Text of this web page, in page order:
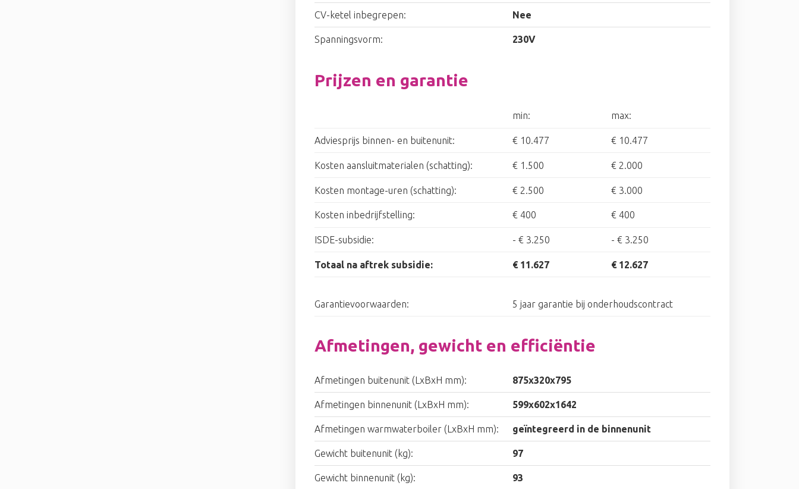
CV-ketel inbegrepen: Nee
Spanningsvorm: 230V
Prijzen en garantie
min: max:
Adviesprijs binnen- en buitenunit: € 10.477 € 10.477
Kosten aansluitmaterialen (schatting): € 1.500 € 2.000
Kosten montage-uren (schatting): € 2.500 € 3.000
Kosten inbedrijfstelling: € 400 € 400
ISDE-subsidie: - € 3.250 -€ 3.250
Totaal na aftrek subsidie: € 11.627 € 12.627
Garantievoorwaarden: 5 jaar garantie bij onderhoudscontract
Afmetingen, gewicht en efficiëntie
Afmetingen buitenunit (LxBxH mm): 875x320x795
Afmetingen binnenunit (LxBxH mm): 599x602x1642
Afmetingen warmwaterboiler (LxBxH mm): geïntegreerd in de binnenunit
Gewicht buitenunit (kg): 97
Gewicht binnenunit (kg): 93